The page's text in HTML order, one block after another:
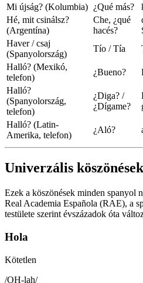
Mi újság? (Kolumbia) ¿Qué más?
Hé, mit csinálsz?
(Argentína)
Che, ¿qué
hacés?
Haver / csaj
(Spanyolország)
Tío / Tía
Halló? (Mexikó,
telefon)
¿Bueno?
Halló?
(Spanyolország,
telefon)
¿Diga? /
¿Dígame?
Halló? (Latin-
Amerika, telefon)
¿Aló?
Univerzális köszönések
Ezek a köszönések minden spanyol
Real Academia Española (RAE), a
testülete szerint évszázadok óta
Hola
Kötetlen
/OH-lah/